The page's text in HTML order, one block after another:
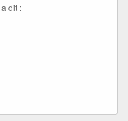
a dit :